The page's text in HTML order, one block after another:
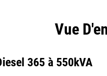
Spécifications
Vue
365 à 550kVA